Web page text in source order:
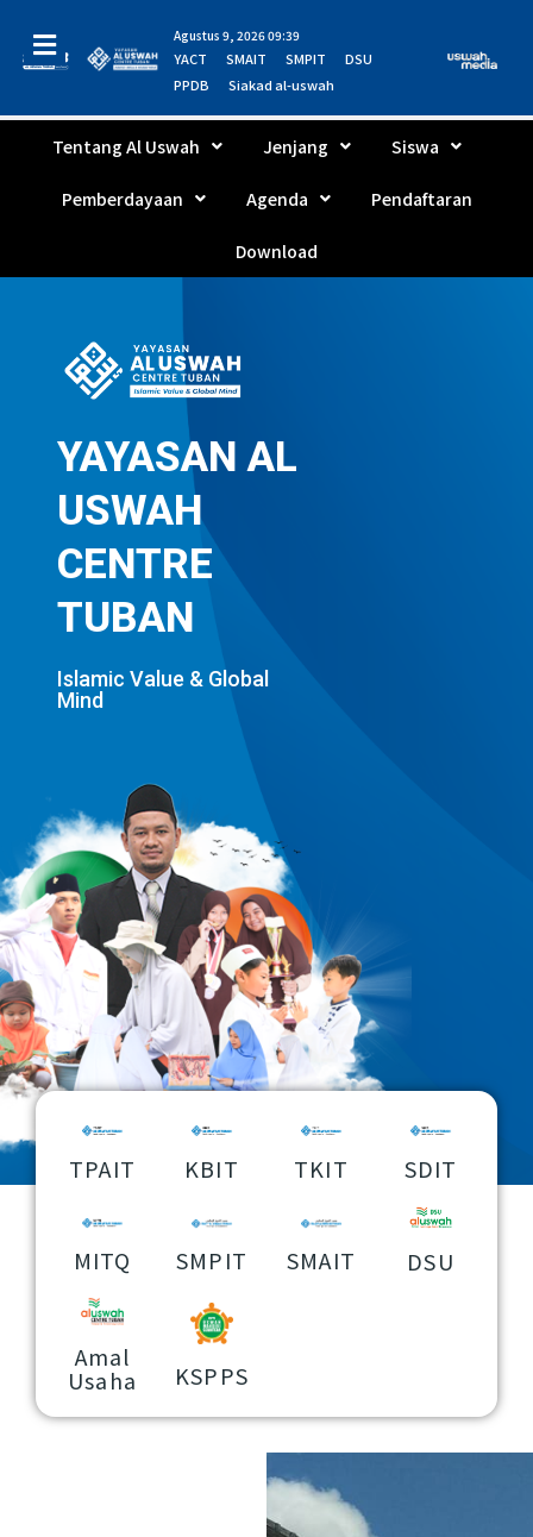
Agustus 9, 2026 09:39
YACT SMAIT SMPIT
DSU
PPDB
Siakad al-uswah
Tentang Al Uswah Jenjang Siswa
Pemberdayaan Agenda Pendaftaran
Download
YAYASAN AL
USWAH
CENTRE
TUBAN
Islamic Value & Global
Mind
TPAIT KBIT TKIT SDIT
MITQ SMPIT SMAIT DSU
Amal
Usaha KSPPS